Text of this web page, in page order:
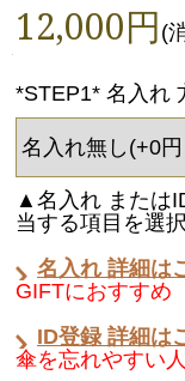
12,000円 (
*STEP1* 名入れ
▲名入れ または
当する項目を選
名入れ 詳細は
GIFTにおすすめ
ID登録 詳細は
傘を忘れやすい